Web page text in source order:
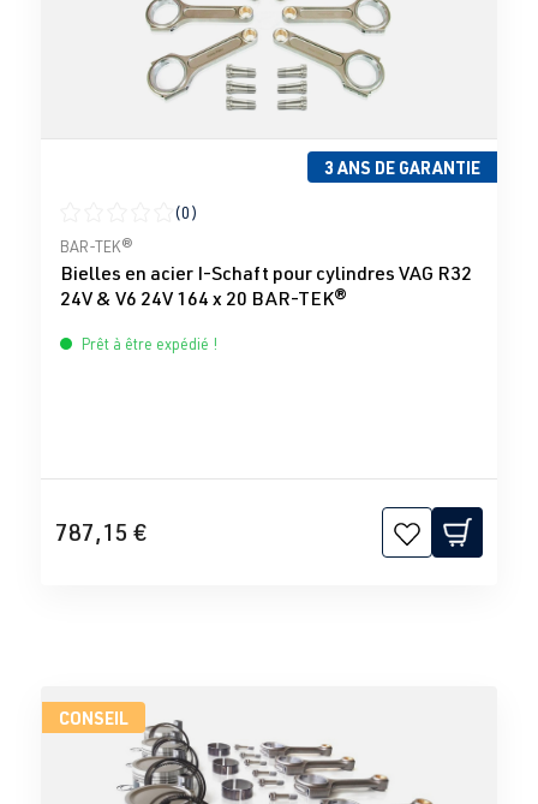
3 ANS DE GARANTIE
Note moyenne de 0 sur 5 étoiles
(0)
BAR-TEK®
Bielles en acier I-Schaft pour cylindres VAG R32
24V & V6 24V 164 x 20 BAR-TEK®
Prêt à être expédié !
787,15 €
CONSEIL